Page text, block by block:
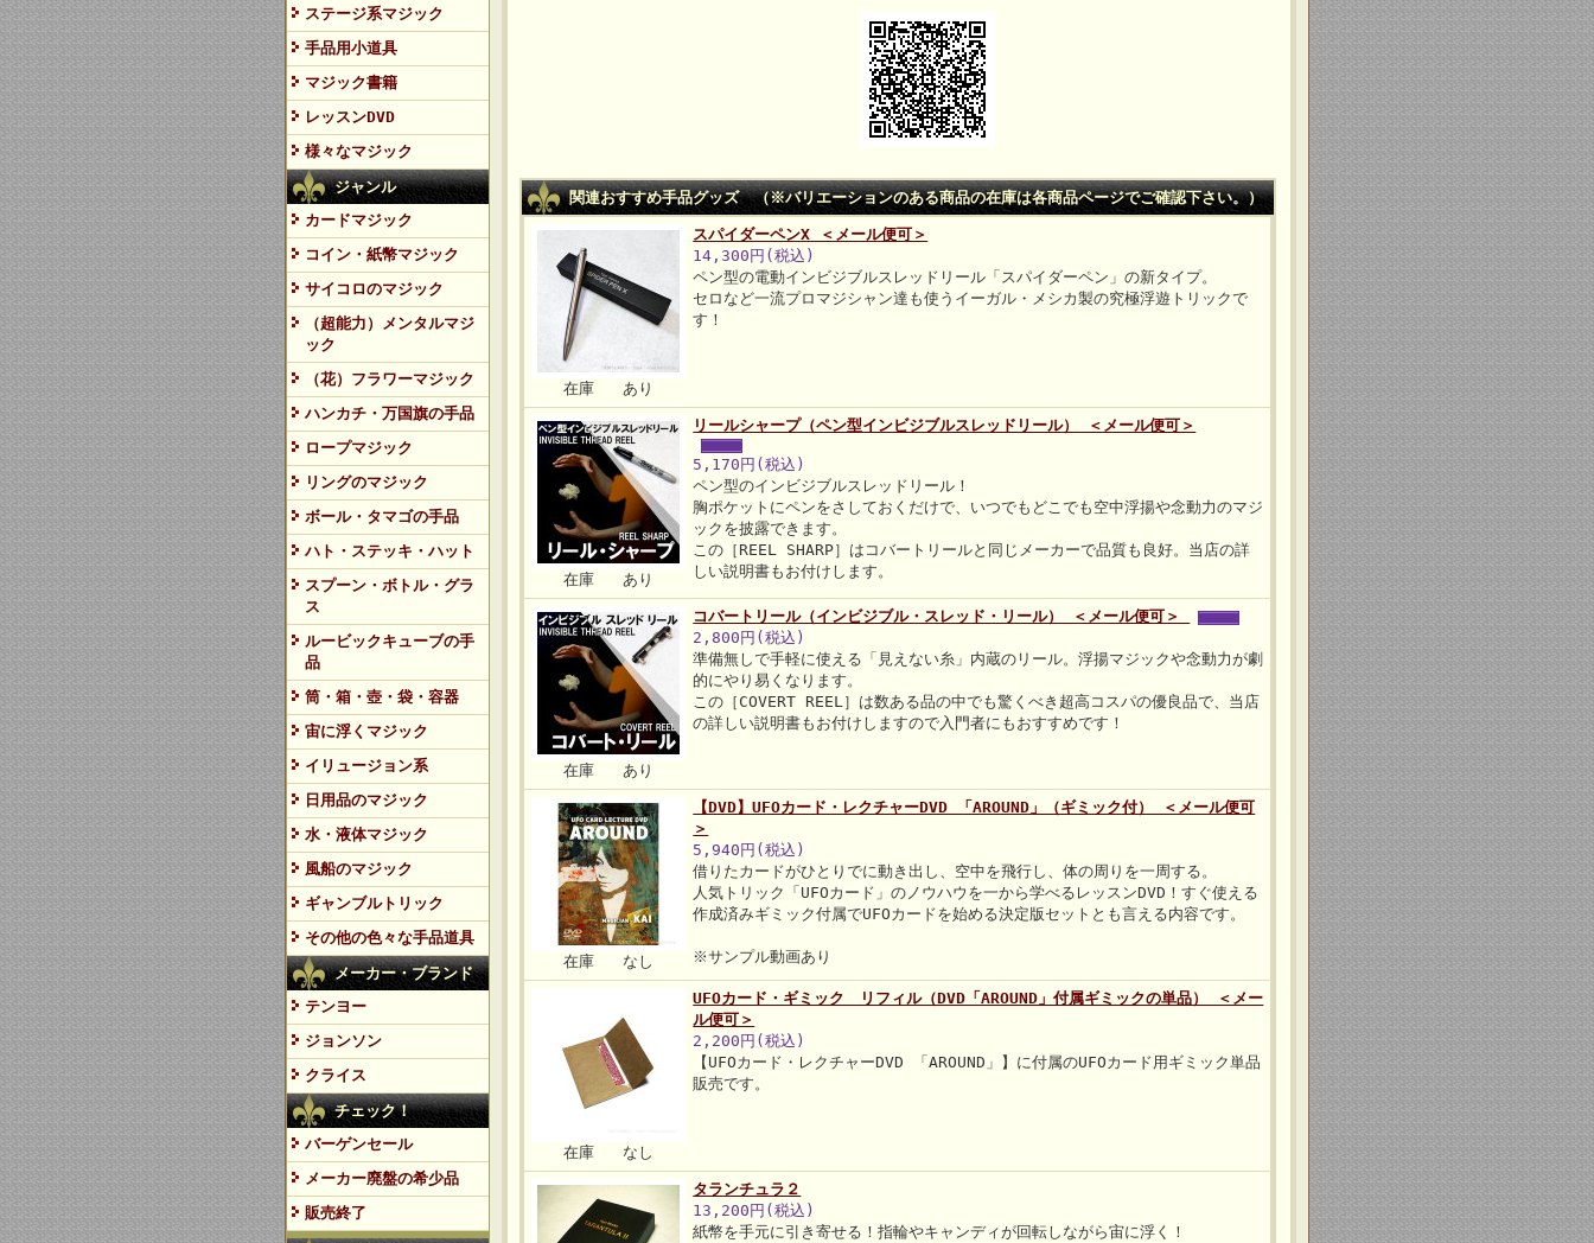
ステージ系マジック
手品用小道具
マジック書籍
レッスンDVD
様々なマジック
ジャンル
カードマジック
コイン・紙幣マジック
サイコロのマジック
（超能力）メンタルマジ
ック
（花）フラワーマジック
ハンカチ・万国旗の手品
ロープマジック
リングのマジック
ボール・タマゴの手品
ハト・ステッキ・ハット
スプーン・ボトル・グラ
ス
ルービックキューブの手
品
筒・箱・壺・袋・容器
宙に浮くマジック
イリュージョン系
日用品のマジック
水・液体マジック
風船のマジック
ギャンブルトリック
その他の色々な手品道具
メーカー・ブランド
テンヨー
ジョンソン
クライス
チェック！
バーゲンセール
メーカー廃盤の希少品
販売終了
関連おすすめ手品グッズ （※バリエーションのある商品の在庫は各商品ページでご確認下さい。）
在庫 あり
スパイダーペンX ＜メール便可＞
14,300円(税込)
ペン型の電動インビジブルスレッドリール「スパイダーペン」の新タイプ。
セロなど一流プロマジシャン達も使うイーガル・メシカ製の究極浮遊トリックで
す！
在庫 あり
リールシャープ（ペン型インビジブルスレッドリール） ＜メール便可＞
5,170円(税込)
ペン型のインビジブルスレッドリール！
胸ポケットにペンをさしておくだけで、いつでもどこでも空中浮揚や念動力のマジ
ックを披露できます。
この［REEL SHARP］はコバートリールと同じメーカーで品質も良好。当店の詳
しい説明書もお付けします。
在庫 あり
コバートリール（インビジブル・スレッド・リール） ＜メール便可＞
2,800円(税込)
準備無しで手軽に使える「見えない糸」内蔵のリール。浮揚マジックや念動力が劇
的にやり易くなります。
この［COVERT REEL］は数ある品の中でも驚くべき超高コスパの優良品で、当店
の詳しい説明書もお付けしますので入門者にもおすすめです！
在庫 なし
【DVD】UFOカード・レクチャーDVD 「AROUND」（ギミック付） ＜メール便可
＞
5,940円(税込)
借りたカードがひとりでに動き出し、空中を飛行し、体の周りを一周する。
人気トリック「UFOカード」のノウハウを一から学べるレッスンDVD！すぐ使える
作成済みギミック付属でUFOカードを始める決定版セットとも言える内容です。
※サンプル動画あり
在庫 なし
UFOカード・ギミック リフィル（DVD「AROUND」付属ギミックの単品） ＜メー
ル便可＞
2,200円(税込)
【UFOカード・レクチャーDVD 「AROUND」】に付属のUFOカード用ギミック単品
販売です。
タランチュラ２
13,200円(税込)
紙幣を手元に引き寄せる！指輪やキャンディが回転しながら宙に浮く！